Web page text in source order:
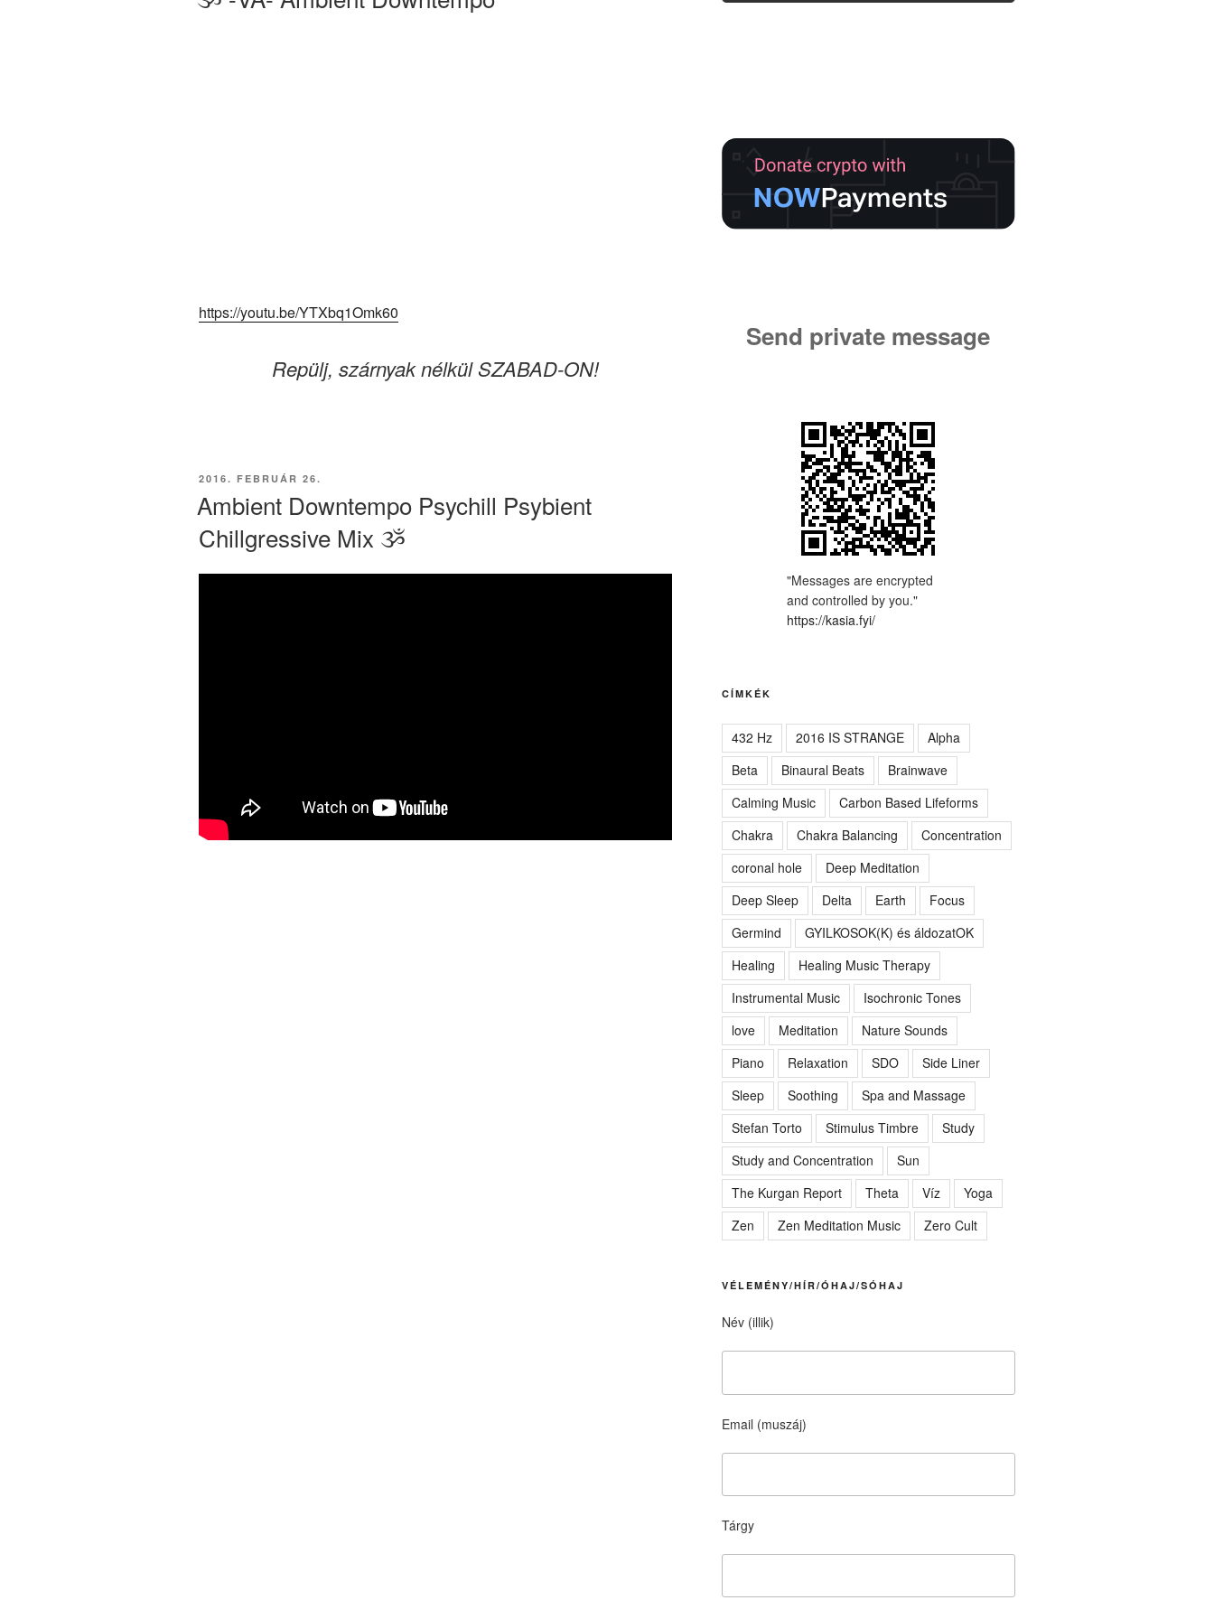
https://youtu.be/YTXbq1Omk60
Repülj, szárnyak nélkül SZABAD-ON!
BEKÜLDVE:
2016. FEBRUÁR 26.
Ambient Downtempo Psychill Psybient
Chillgressive Mix ૐ
Send private message
"Messages are encrypted
and controlled by you."
https://kasia.fyi/
CÍMKÉK
432 Hz 2016 IS STRANGE
Alpha
Beta
Binaural Beats
Brainwave
Calming Music
Carbon Based Lifeforms
Chakra
Chakra Balancing
Concentration
coronal hole
Deep Meditation
Deep Sleep
Delta Earth
Focus
Germind
GYILKOSOK(K) és áldozatOK
Healing
Healing Music Therapy
Instrumental Music
Isochronic Tones
love
Meditation
Nature Sounds
Piano
Relaxation SDO
Side Liner
Sleep
Soothing
Spa and Massage
Stefan Torto
Stimulus Timbre
Study
Study and Concentration
Sun
The Kurgan Report
Theta Víz
Yoga
Zen
Zen Meditation Music Zero Cult
VÉLEMÉNY/HÍR/ÓHAJ/SÓHAJ
Név (illik)
Email (muszáj)
Tárgy